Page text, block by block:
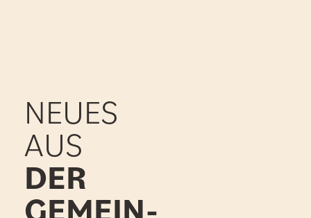
NEUES
AUS
DER
GEMEIN-